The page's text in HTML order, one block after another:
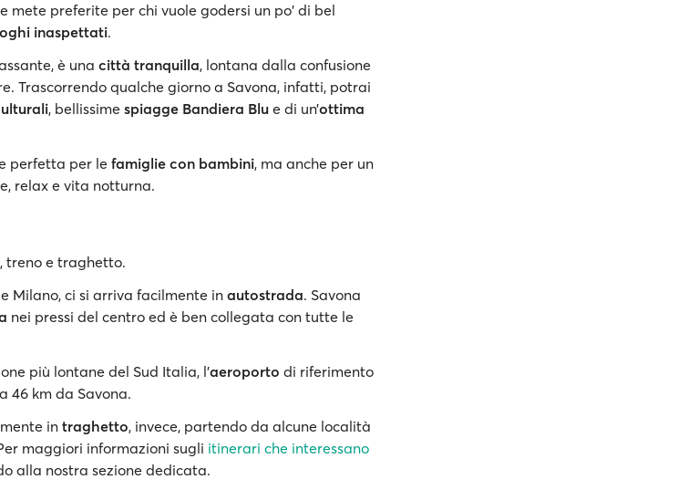
mete preferite per chi vuole godersi un po' di bel
inaspettati.
è una città tranquilla, lontana dalla confusione
Trascorrendo qualche giorno a Savona, infatti, potrai
, bellissime spiagge Bandiera Blu e di un’ottima
perfetta per le famiglie con bambini, ma anche per un
relax e vita notturna.
treno e traghetto.
Milano, ci si arriva facilmente in autostrada. Savona
nei pressi del centro ed è ben collegata con tutte le
più lontane del Sud Italia, l'aeroporto di riferimento
46 km da Savona.
in traghetto, invece, partendo da alcune località
maggiori informazioni sugli itinerari che interessano
alla nostra sezione dedicata.